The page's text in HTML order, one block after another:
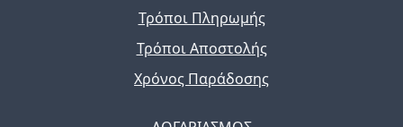
Τρόποι Πληρωμής
Τρόποι Αποστολής
Χρόνος Παράδοσης